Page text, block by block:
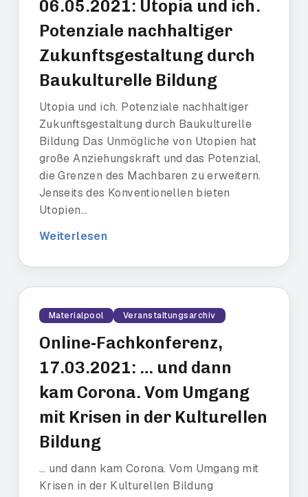
06.05.2021: Utopia und ich.
Potenziale nachhaltiger
Zukunftsgestaltung durch
Baukulturelle Bildung
Utopia und ich. Potenziale nachhaltiger
Zukunftsgestaltung durch Baukulturelle
Bildung Das Unmögliche von Utopien hat
große Anziehungskraft und das Potenzial,
die Grenzen des Machbaren zu erweitern.
Jenseits des Konventionellen bieten
Utopien...
Weiterlesen
Materialpool Veranstaltungsarchiv
Online-Fachkonferenz,
17.03.2021: … und dann
kam Corona. Vom Umgang
mit Krisen in der Kulturellen
Bildung
… und dann kam Corona. Vom Umgang mit
Krisen in der Kulturellen Bildung